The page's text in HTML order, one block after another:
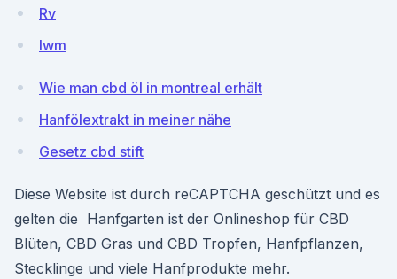
Rv
Iwm
Wie man cbd öl in montreal erhält
Hanfölextrakt in meiner nähe
Gesetz cbd stift
Diese Website ist durch reCAPTCHA geschützt und es
gelten die Hanfgarten ist der Onlineshop für CBD
Blüten, CBD Gras und CBD Tropfen, Hanfpflanzen,
Stecklinge und viele Hanfprodukte mehr.